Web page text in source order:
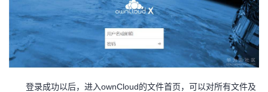
登录成功以后，进入ownCloud的文件首页，可以对所有文件及